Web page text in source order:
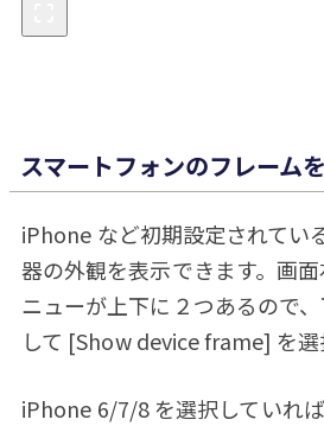
スマートフォンのフレーム
iPhone など初期設定されてい
器の外観を表示できます。画
ニューが上下に２つあるので
して [Show device frame] を選
iPhone 6/7/8 を選択していれ